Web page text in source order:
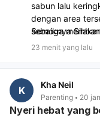
sabun lalu
dengan area
sebaiknya
dokter di klinik
Semoga
23 menit yang lalu
K Kha Neil
Parenting 20
Nyeri hebat yang